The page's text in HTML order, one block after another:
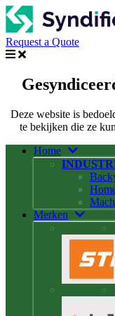
Request a Quote
Deze website is
te bekijken die ze
Home
Merken